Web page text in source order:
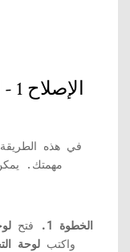
في هذه
مهمتك.
الخطوة 1. فتح
إلى Cortana واكتب لوحة